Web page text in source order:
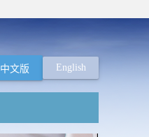
中文版 English